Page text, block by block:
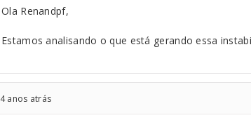
Ola Renandpf,
Estamos analisando o que está gerando essa
4 anos atrás